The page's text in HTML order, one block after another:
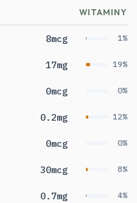
WITAMINY
8mcg 1%
17mg 19%
0mcg 0%
0.2mg 12%
0mcg 0%
30mcg 8%
0.7mg 4%